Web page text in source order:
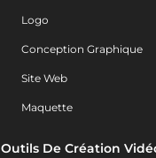
Logo
Conception Graphique
Site Web
Maquette
Outils De Création